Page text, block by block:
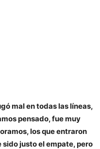
mal en todas las líneas,
pensado, fue muy
los que entraron
justo el empate, pero